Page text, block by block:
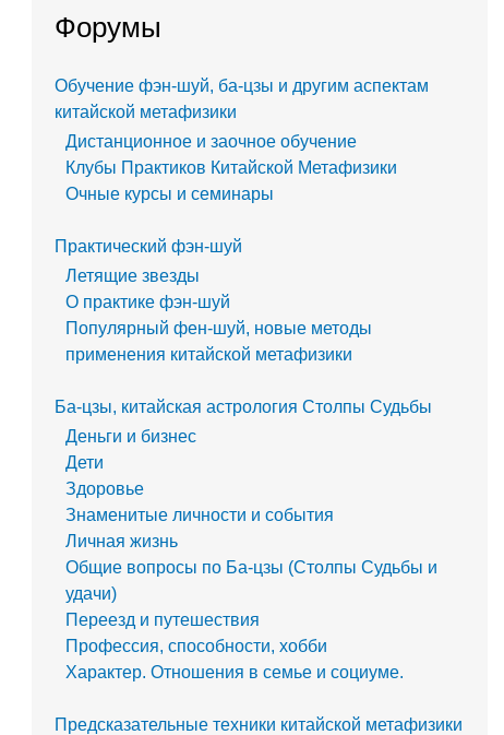
Форумы
Обучение фэн-шуй, ба-цзы и другим аспектам
китайской метафизики
Дистанционное и заочное обучение
Клубы Практиков Китайской Метафизики
Очные курсы и семинары
Практический фэн-шуй
Летящие звезды
О практике фэн-шуй
Популярный фен-шуй, новые методы
применения китайской метафизики
Ба-цзы, китайская астрология Столпы Судьбы
Деньги и бизнес
Дети
Здоровье
Знаменитые личности и события
Личная жизнь
Общие вопросы по Ба-цзы (Столпы Судьбы и
удачи)
Переезд и путешествия
Профессия, способности, хобби
Характер. Отношения в семье и социуме.
Предсказательные техники китайской метафизики